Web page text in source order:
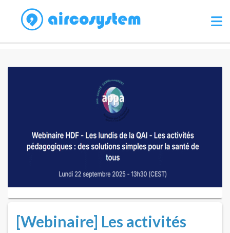
[Webinaire] Les activités